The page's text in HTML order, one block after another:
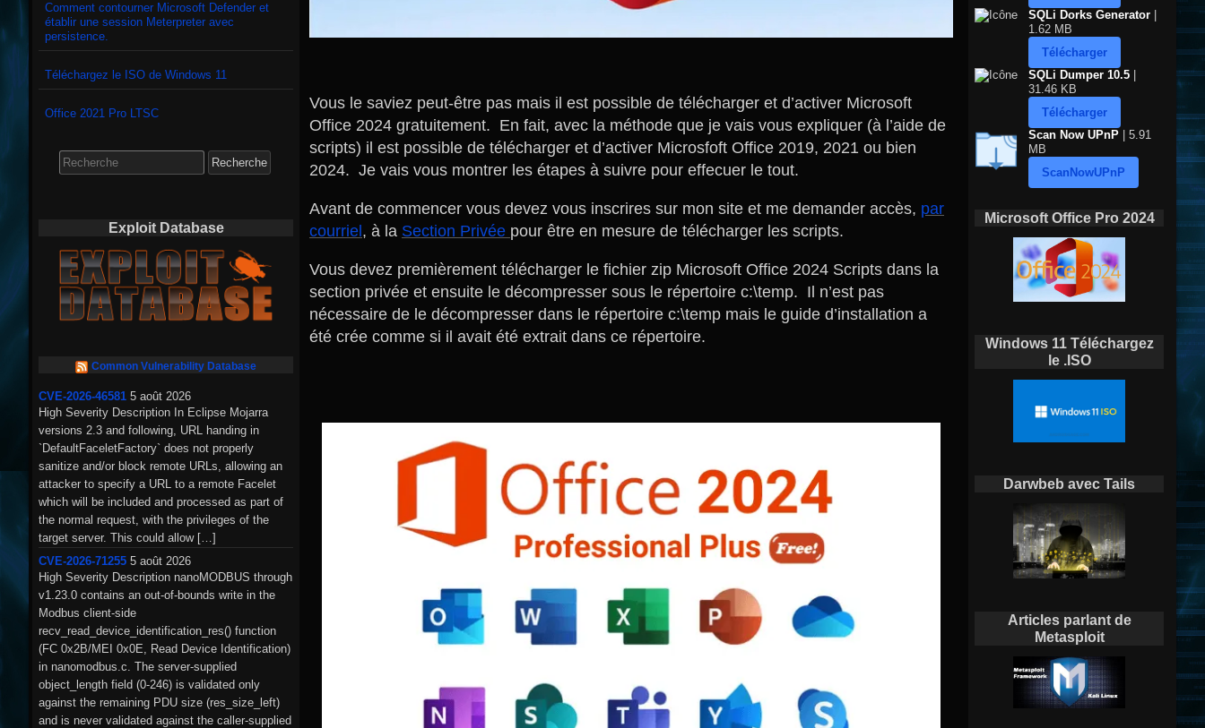
Vous le saviez peut-être pas mais il est possible de télécharger et d’activer Microsoft
Office 2024 gratuitement. En fait, avec la méthode que je vais vous expliquer (à l’aide de
scripts) il est possible de télécharger et d’activer Microsfoft Office 2019, 2021 ou bien
2024. Je vais vous montrer les étapes à suivre pour effecuer le tout.
Avant de commencer vous devez vous inscrires sur mon site et me demander accès, par
courriel, à la Section Privée pour être en mesure de télécharger les scripts.
Vous devez premièrement télécharger le fichier zip Microsoft Office 2024 Scripts dans la
section privée et ensuite le décompresser sous le répertoire c:\temp. Il n’est pas
nécessaire de le décompresser dans le répertoire c:\temp mais le guide d’installation a
été crée comme si il avait été extrait dans ce répertoire.
SQLi Dorks Generator|
1.62 MB
Télécharger
SQLi Dumper 10.5|
31.46 KB
Télécharger
Scan Now UPnP| 5.91
MB
ScanNowUPnP
Microsoft Office Pro 2024
Windows 11 Téléchargez
le .ISO
Darwbeb avec Tails
Articles parlant de
Metasploit
Comment contourner Microsoft Defender et
établir une session Meterpreter avec
persistence.
Téléchargez le ISO de Windows 11
Office 2021 Pro LTSC
for:
Exploit Database
Common Vulnerability Database
CVE-2026-46581 5 août 2026
High Severity Description In Eclipse Mojarra
versions 2.3 and following, URL handing in
`DefaultFaceletFactory` does not properly
sanitize and/or block remote URLs, allowing an
attacker to specify a URL to a remote Facelet
which will be included and processed as part of
the normal request, with the privileges of the
target server. This could allow […]
CVE-2026-71255 5 août 2026
High Severity Description nanoMODBUS through
v1.23.0 contains an out-of-bounds write in the
Modbus client-side
recv_read_device_identification_res() function
(FC 0x2B/MEI 0x0E, Read Device Identification)
in nanomodbus.c. The server-supplied
object_length field (0-246) is validated only
against the remaining PDU size (res_size_left)
and is never validated against the caller-supplied